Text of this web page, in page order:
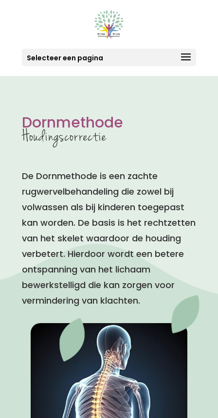
Selecteer een pagina
Dornmethode
Houdingscorrectie
De Dornmethode is een zachte
rugwervelbehandeling die zowel bij
volwassen als bij kinderen toegepast
kan worden. De basis is het rechtzetten
van het skelet waardoor de houding
verbetert. Hierdoor wordt een betere
ontspanning van het lichaam
bewerkstelligd die kan zorgen voor
vermindering van klachten.